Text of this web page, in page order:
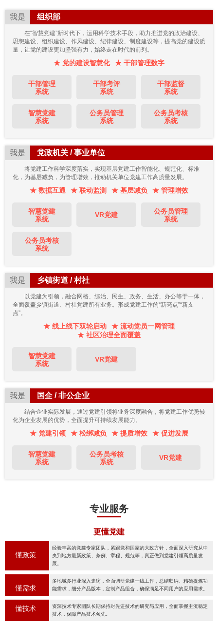
我是 组织部
在“智慧党建”新时代下，运用科学技术手段，助力推进党的政治建设、
思想建设、组织建设、作风建设、纪律建设、制度建设等，提高党的建设质
量，让党的建设更加坚强有力，始终走在时代的前列。
★ 党的建设智慧化 ★ 干部管理数字
干部管理
系统
干部考评
系统
干部监督
系统
智慧党建
系统
公务员管理
系统
公务员考核
系统
我是 党政机关 / 事业单位
将党建工作科学深度落实，实现基层党建工作智能化、规范化、标准
化，为基层减负，为管理增效，推动机关单位党建工作高质量发展。
★ 数据互通 ★ 联动监测 ★ 基层减负 ★ 管理增效
智慧党建
系统
VR党建
公务员管理
系统
公务员考核
系统
我是 乡镇街道 / 村社
以党建为引领，融合网格、综治、民生、政务、生活、办公等于一体，
全面覆盖乡镇街道、村社党建所有业务。形成党建工作的“新亮点”“新支
点”。
★ 线上线下双轮启动
★ 流动党员一网管理
★ 社区治理全面覆盖
智慧党建
系统
VR党建
我是 国企 / 非公企业
结合企业实际发展，通过党建引领将业务深度融合，将党建工作优势转
化为企业发展的优势，全面提升可持续发展能力。
★ 党建引领 ★ 松绑减负 ★ 提质增效 ★ 促进发展
智慧党建
系统
公务员考核
系统
VR党建
专业服务
更懂党建
懂政策
经验丰富的党建专家团队，紧跟党和国家的大政方针，全面深入研究从中
央到地方最新政策、条例、章程、规范等，真正做到党建引领高质量发
展。
懂需求
多地域多行业深入走访，全面调研党建一线工作，总结归纳、精确提炼功
能需求，细分产品版本，定制产品组合，确保满足不同用户的应用需求。
懂技术
资深技术专家团队长期保持对先进技术的研究与应用，全面掌握主流稳定
技术，保障产品技术领先。